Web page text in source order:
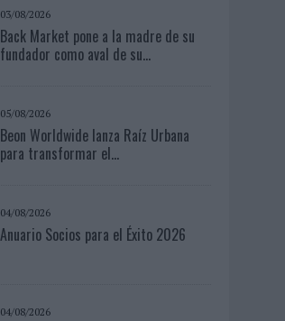
03/08/2026
Back Market pone a la madre de su
fundador como aval de su...
05/08/2026
Beon Worldwide lanza Raíz Urbana
para transformar el...
04/08/2026
Anuario Socios para el Éxito 2026
04/08/2026